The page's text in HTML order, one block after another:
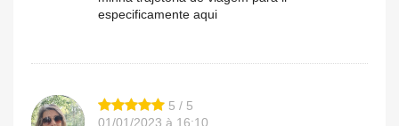
especificamente aqui
5 / 5
01/01/2023 à 16:10